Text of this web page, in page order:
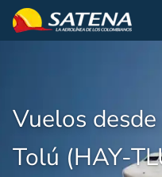
Vuelos
Tolú (HAY-